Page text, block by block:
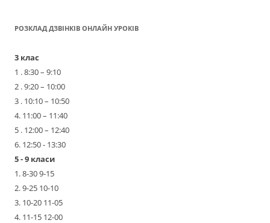
РОЗКЛАД ДЗВІНКІВ ОНЛАЙН УРОКІВ
3 клас
1 . 8:30 – 9:10
2 . 9:20 – 10:00
3 . 10:10 – 10:50
4. 11:00 – 11:40
5 . 12:00 – 12:40
6. 12:50 - 13:30
5 - 9 класи
1. 8-30 9-15
2. 9-25 10-10
3. 10-20 11-05
4. 11-15 12-00